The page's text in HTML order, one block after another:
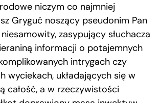
niczym co najmniej
Gryguć noszący pseudonim Pan
zasypujący słuchacza
informacji o potajemnych
intrygach czy
wyciekach, układających się w
całość, a w rzeczywistości